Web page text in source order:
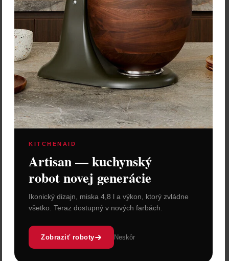
Rituali Domestici Kvetináč
"Agavina" – Ø 17,5 x 12,5
cm
12,20 €
Zľava:-40 %
Cena: 7,32 €s DPH
Skladom > 5 ks
Vložiť do košíka
KITCHENAID
Artisan — kuchynský
robot novej generácie
Ikonický dizajn, miska 4,8 l a výkon, ktorý zvládne
všetko. Teraz dostupný v nových farbách.
Zobraziť roboty Neskôr